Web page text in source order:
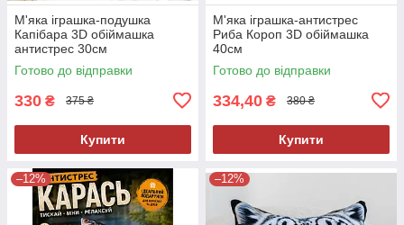
М'яка іграшка-подушка
Капібара 3D обіймашка
антистрес 30см
Готово до відправки
330 ₴ 375 ₴
Купити
М'яка іграшка-антистрес
Риба Короп 3D обіймашка
40см
Готово до відправки
334,40 ₴ 380 ₴
Купити
–12% –12%